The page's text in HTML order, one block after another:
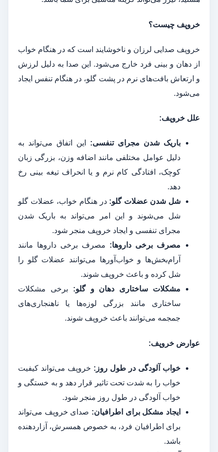
خروپف چیست؟
خروپف صدایی لرزان و ناخوشایند است که در هنگام خواب
از دهان و بینی فرد خارج می‌شود. این صدا به دلیل لرزش
و ارتعاش بافت‌های نرم در پشت گلو، در هنگام تنفس ایجاد
می‌شود.
علل خروپف:
باریک شدن مجرای تنفسی: این اتفاق می‌تواند به
دلیل عوامل مختلفی مانند اضافه وزن، بزرگی زبان
کوچک، افتادگی کام نرم و یا انحراف تیغه بینی رخ
دهد.
شل شدن عضلات گلو: در هنگام خواب، عضلات گلو
شل می‌شوند و این امر می‌تواند به باریک شدن
مجرای تنفسی و ایجاد خروپف منجر شود.
مصرف برخی داروها: مصرف برخی داروها مانند
آرام‌بخش‌ها و خواب‌آورها می‌توانند عضلات گلو را
شل کرده و باعث خروپف شوند.
مشکلات ساختاری دهان و گلو: برخی مشکلات
ساختاری مانند بزرگی لوزه‌ها یا ناهنجاری‌های
جمجمه می‌توانند باعث خروپف شوند.
عوارض خروپف:
خواب آلودگی در طول روز: خروپف می‌تواند کیفیت
خواب را به شدت تحت تاثیر قرار دهد و به خستگی و
خواب آلودگی در طول روز منجر شود.
ایجاد مشکل برای اطرافیان: صدای خروپف می‌تواند
برای اطرافیان فرد، به خصوص همسرش، آزاردهنده
باشد.